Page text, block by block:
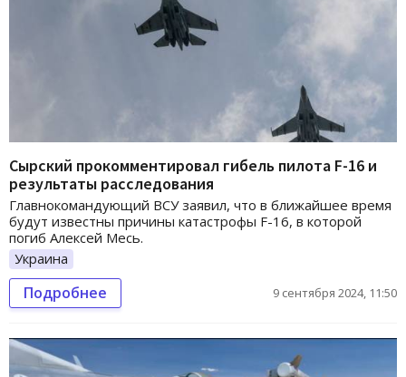
Сырский прокомментировал гибель пилота F-16 и
результаты расследования
Главнокомандующий ВСУ заявил, что в ближайшее время
будут известны причины катастрофы F-16, в которой
погиб Алексей Месь.
Украина
Подробнее 9 сентября 2024, 11:50